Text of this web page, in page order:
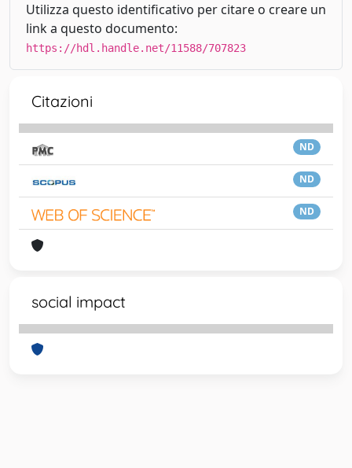
Utilizza questo identificativo per citare o creare un
link a questo documento:
https://hdl.handle.net/11588/707823
Citazioni
ND
ND
ND
social impact